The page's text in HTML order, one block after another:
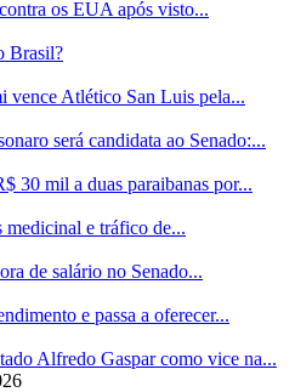
os EUA após visto...
Brasil?
vence Atlético San Luis pela...
será candidata ao Senado:...
30 mil a duas paraibanas por...
medicinal e tráfico de...
de salário no Senado...
e passa a oferecer...
Alfredo Gaspar como vice na...